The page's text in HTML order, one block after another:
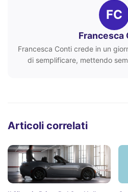
FC
Francesca
Francesca Conti crede in un
di semplificare, mettendo
Articoli correlati